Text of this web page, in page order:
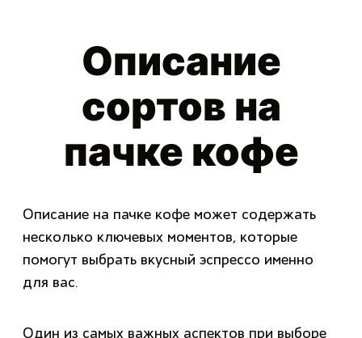
Описание
сортов на
пачке кофе
Описание на пачке кофе может содержать
несколько ключевых моментов, которые
помогут выбрать вкусный эспрессо именно
для вас.
Один из самых важных аспектов при выборе